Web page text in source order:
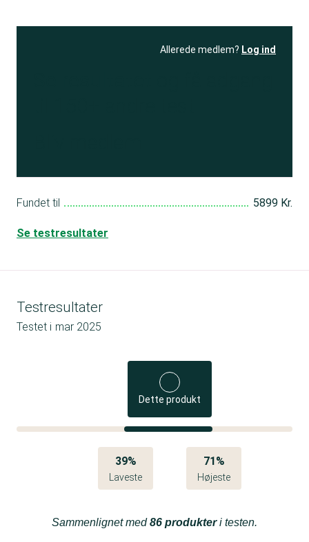
Allerede medlem? Log ind
Fundet til 5899 Kr.
Se testresultater
Testresultater
Testet i mar 2025
Dette produkt
39%
Laveste
71%
Højeste
Sammenlignet med86 produkteri testen.